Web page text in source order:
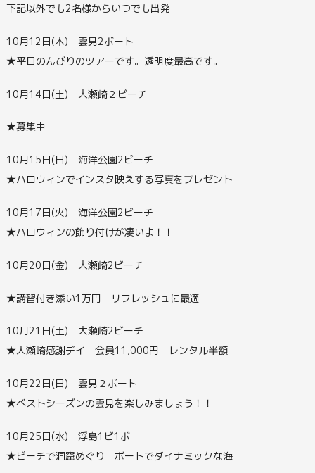
下記以外でも2名様からいつでも出発
10月12日(木) 雲見2ボート
★平日のんびりのツアーです。透明度最高です。
10月14日(土) 大瀬崎２ビーチ
★募集中
10月15日(日) 海洋公園2ビーチ
★ハロウィンでインスタ映えする写真をプレゼント
10月17日(火) 海洋公園2ビーチ
★ハロウィンの飾り付けが凄いよ！！
10月20日(金) 大瀬崎2ビーチ
★講習付き添い1万円 リフレッシュに最適
10月21日(土) 大瀬崎2ビーチ
★大瀬崎感謝デイ 会員11,000円 レンタル半額
10月22日(日) 雲見２ボート
★ベストシーズンの雲見を楽しみましょう！！
10月25日(水) 浮島1ビ1ボ
★ビーチで洞窟めぐり ボートでダイナミックな海